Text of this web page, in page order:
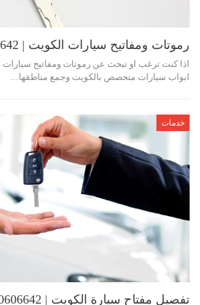
رموتات ومفاتيح سيارات الكويت | 60606642
اذا كنت ترغب او تبحث عن رموتات ومفاتيح سيارات
ابواب سيارات متخصص بالكويت وجمع مناطقها…
خدمات
تفصيل مفتاح سيارة الكويت | 60606642